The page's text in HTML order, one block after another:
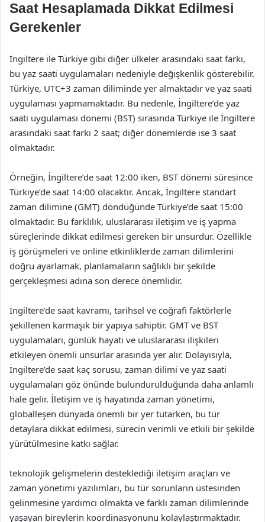
Saat Hesaplamada Dikkat Edilmesi
Gerekenler
İngiltere ile Türkiye gibi diğer ülkeler arasındaki saat farkı,
bu yaz saati uygulamaları nedeniyle değişkenlik gösterebilir.
Türkiye, UTC+3 zaman diliminde yer almaktadır ve yaz saati
uygulaması yapmamaktadır. Bu nedenle, İngiltere’de yaz
saati uygulaması dönemi (BST) sırasında Türkiye ile İngiltere
arasındaki saat farkı 2 saat; diğer dönemlerde ise 3 saat
olmaktadır.
Örneğin, İngiltere’de saat 12:00 iken, BST dönemi süresince
Türkiye’de saat 14:00 olacaktır. Ancak, İngiltere standart
zaman dilimine (GMT) döndüğünde Türkiye’de saat 15:00
olmaktadır. Bu farklılık, uluslararası iletişim ve iş yapma
süreçlerinde dikkat edilmesi gereken bir unsurdur. Özellikle
iş görüşmeleri ve online etkinliklerde zaman dilimlerini
doğru ayarlamak, planlamaların sağlıklı bir şekilde
gerçekleşmesi adına son derece önemlidir.
İngiltere’de saat kavramı, tarihsel ve coğrafi faktörlerle
şekillenen karmaşık bir yapıya sahiptir. GMT ve BST
uygulamaları, günlük hayatı ve uluslararası ilişkileri
etkileyen önemli unsurlar arasında yer alır. Dolayısıyla,
İngiltere’de saat kaç sorusu, zaman dilimi ve yaz saati
uygulamaları göz önünde bulundurulduğunda daha anlamlı
hale gelir. İletişim ve iş hayatında zaman yönetimi,
globalleşen dünyada önemli bir yer tutarken, bu tür
detaylara dikkat edilmesi, sürecin verimli ve etkili bir şekilde
yürütülmesine katkı sağlar.
teknolojik gelişmelerin desteklediği iletişim araçları ve
zaman yönetimi yazılımları, bu tür sorunların üstesinden
gelinmesine yardımcı olmakta ve farklı zaman dilimlerinde
yaşayan bireylerin koordinasyonunu kolaylaştırmaktadır.